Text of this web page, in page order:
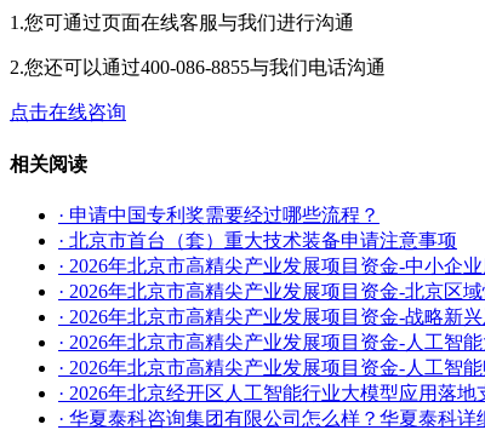
1.您可通过页面在线客服与我们进行沟通
2.您还可以通过400-086-8855与我们电话沟通
点击在线咨询
相关阅读
· 申请中国专利奖需要经过哪些流程？
· 北京市首台（套）重大技术装备申请注意事项
· 2026年北京市高精尖产业发展项目资金-中小企
· 2026年北京市高精尖产业发展项目资金-北京区
· 2026年北京市高精尖产业发展项目资金-战略新
· 2026年北京市高精尖产业发展项目资金-人工智
· 2026年北京市高精尖产业发展项目资金-人工智
· 2026年北京经开区人工智能行业大模型应用落
· 华夏泰科咨询集团有限公司怎么样？华夏泰科详